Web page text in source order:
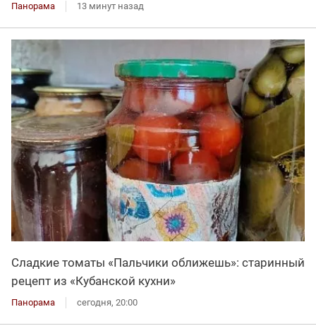
Панорама 13 минут назад
Сладкие томаты «Пальчики оближешь»: старинный
рецепт из «Кубанской кухни»
Панорама сегодня, 20:00